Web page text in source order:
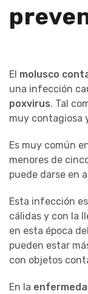
El molusco
una infección
poxvirus. Tal
muy contagiosa
Es muy común
menores de
puede darse en
Esta infección
cálidas y con la
en esta época
pueden estar
con objetos
En la